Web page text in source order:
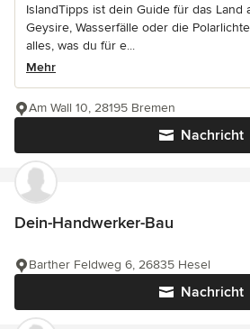
IslandTipps ist dein Guide für das Land
Geysire, Wasserfälle oder die
alles, was du für e...
Mehr
Nachricht
Am Wall 10, 28195 Bremen
Dein-Handwerker-Bau
Nachricht
Barther Feldweg 6, 26835 Hesel